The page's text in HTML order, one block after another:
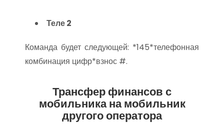
Теле 2
Команда будет следующей: *145*телефонная
комбинация цифр*взнос #.
Трансфер финансов с
мобильника на мобильник
другого оператора